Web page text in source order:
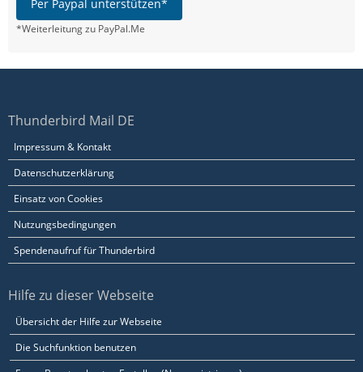
Per Paypal unterstützen*
*Weiterleitung zu PayPal.Me
Thunderbird Mail DE
Impressum & Kontakt
Datenschutzerklärung
Einsatz von Cookies
Nutzungsbedingungen
Spendenaufruf für Thunderbird
Hilfe zu dieser Webseite
Übersicht der Hilfe zur Webseite
Die Suchfunktion benutzen